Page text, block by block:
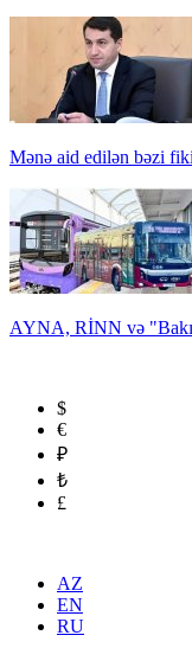
Mənə aid edilən bəzi
AYNA, RİNN və
$
€
₽
₺
£
AZ
EN
RU